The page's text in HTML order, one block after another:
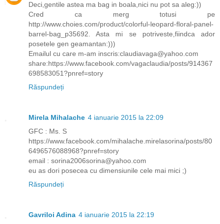
Deci,gentile astea ma bag in boala,nici nu pot sa aleg:))
Cred ca merg totusi pe
http://www.choies.com/product/colorful-leopard-floral-panel-
barrel-bag_p35692. Asta mi se potriveste,fiindca ador
posetele gen geamantan:)))
Emailul cu care m-am inscris:claudiavaga@yahoo.com
share:https://www.facebook.com/vagaclaudia/posts/914367
698583051?pnref=story
Răspundeți
Mirela Mihalache 4 ianuarie 2015 la 22:09
GFC : Ms. S
https://www.facebook.com/mihalache.mirelasorina/posts/80
6496576088968?pnref=story
email : sorina2006sorina@yahoo.com
eu as dori posecea cu dimensiunile cele mai mici ;)
Răspundeți
Gavriloi Adina 4 ianuarie 2015 la 22:19